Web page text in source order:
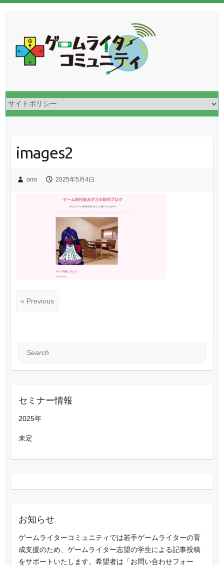
images2
ono 2025年5月4日
« Previous
Search
セミナー情報
2025年
未定
お知らせ
ゲームライターコミュニティでは若手ゲームライターの育
成支援のため、ゲームライター志望の学生による記事投稿
をサポートいたします。希望者は「お問い合わせフォー